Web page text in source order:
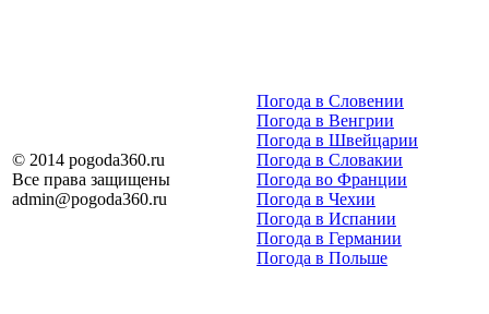
© 2014 pogoda360.ru
Все права защищены
admin@pogoda360.ru
Погода в Словении
Погода в Венгрии
Погода в Швейцарии
Погода в Словакии
Погода во Франции
Погода в Чехии
Погода в Испании
Погода в Германии
Погода в Польше